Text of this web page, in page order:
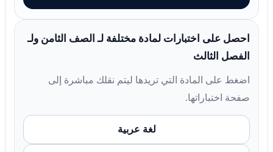
احصل على اختبارات لمادة مختلفة لـ الصف الثامن ولـ
الفصل الثالث
اضغط على المادة التي تريدها ليتم نقلك مباشرة إلى
صفحة اختباراتها.
لغة عربية